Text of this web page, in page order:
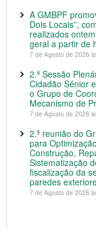
A GMBPF
Dois Locais”,
realizados
geral a partir de
7 de Agosto de 2026
2.ª Sessão
Cidadão Sénior
o Grupo de
Mecanismo de
7 de Agosto de 2026
2.ª reunião do
para
Construção,
Sistematização
fiscalização da
paredes
7 de Agosto de 2026